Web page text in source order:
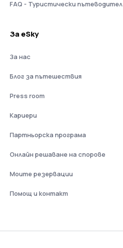
FAQ - Туристически пътеводител
За eSky
За нас
Блог за пътешествия
Press room
Кариери
Партньорска програма
Онлайн решаване на спорове
Моите резервации
Помощ и контакт